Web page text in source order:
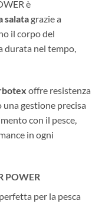
è
salatagrazie a
il corpo del
durata nel tempo,
offre resistenza
gestione precisa
con il pesce,
in ogni
POWER
per la pesca